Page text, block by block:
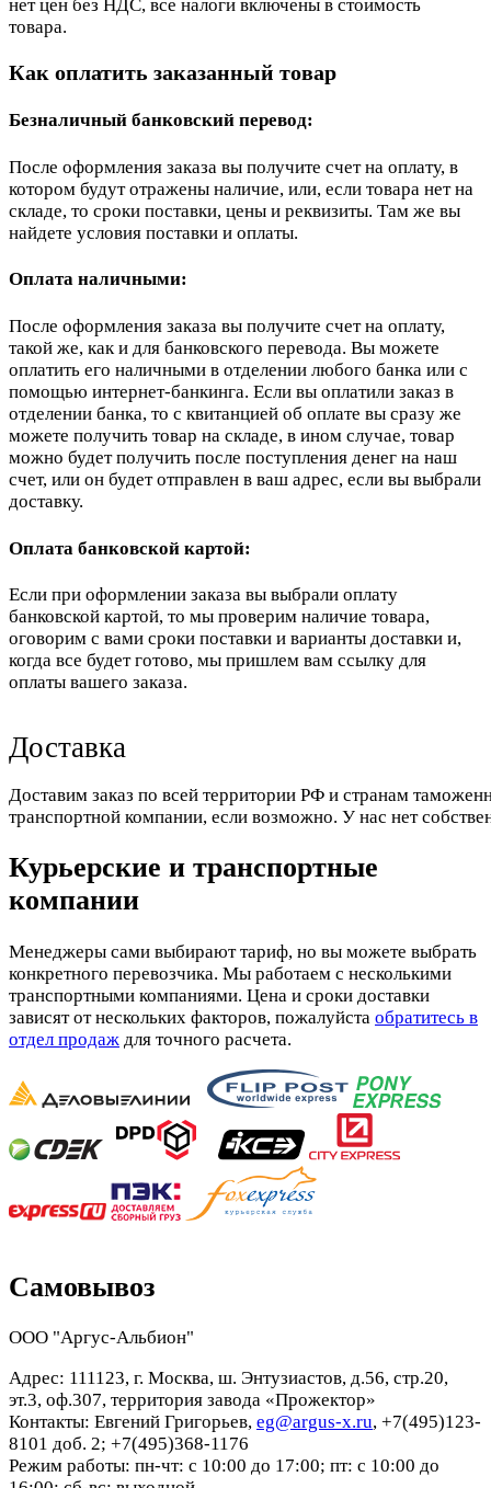
нет цен без НДС, все налоги включены в стоимость
товара.
Как оплатить заказанный товар
Безналичный банковский перевод:
После оформления заказа вы получите счет на оплату, в
котором будут отражены наличие, или, если товара нет на
складе, то сроки поставки, цены и реквизиты. Там же вы
найдете условия поставки и оплаты.
Оплата наличными:
После оформления заказа вы получите счет на оплату,
такой же, как и для банковского перевода. Вы можете
оплатить его наличными в отделении любого банка или с
помощью интернет-банкинга. Если вы оплатили заказ в
отделении банка, то с квитанцией об оплате вы сразу же
можете получить товар на складе, в ином случае, товар
можно будет получить после поступления денег на наш
счет, или он будет отправлен в ваш адрес, если вы выбрали
доставку.
Оплата банковской картой:
Если при оформлении заказа вы выбрали оплату
банковской картой, то мы проверим наличие товара,
оговорим с вами сроки поставки и варианты доставки и,
когда все будет готово, мы пришлем вам ссылку для
оплаты вашего заказа.
Доставка
Доставим заказ по всей территории РФ и странам
транспортной компании, если возможно. У нас нет
Курьерские и транспортные
компании
Менеджеры сами выбирают тариф, но вы можете выбрать
конкретного перевозчика. Мы работаем с несколькими
транспортными компаниями. Цена и сроки доставки
зависят от нескольких факторов, пожалуйста обратитесь в
отдел продаж для точного расчета.
Самовывоз
ООО "Аргус-Альбион"
Адрес: 111123, г. Москва, ш. Энтузиастов, д.56, стр.20,
эт.3, оф.307, территория завода «Прожектор»
Контакты: Евгений Григорьев, eg@argus-x.ru, +7(495)123-
8101 доб. 2; +7(495)368-1176
Режим работы: пн-чт: с 10:00 до 17:00; пт: с 10:00 до